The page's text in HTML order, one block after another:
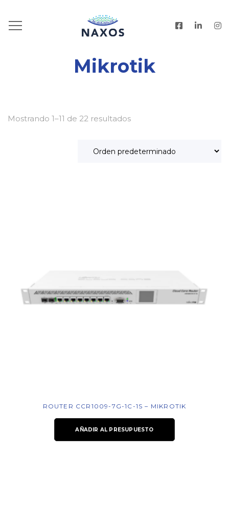
Mikrotik
Mostrando 1–11 de 22 resultados
ROUTER CCR1009-7G-1C-1S – MIKROTIK
AÑADIR AL PRESUPUESTO